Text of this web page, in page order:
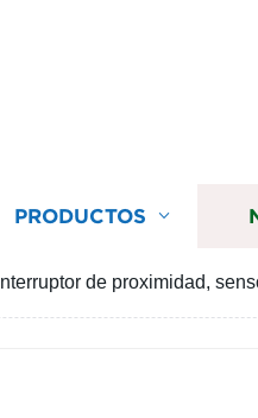
PRODUCTOS
Interruptor de proximidad,